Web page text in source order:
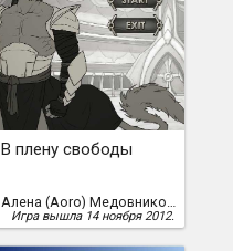
В плену свободы
Алена (Aoro) Медовникова, Владимир Медовников, Ирина (LaroS) Крысина
Игра вышла 14 ноября 2012.